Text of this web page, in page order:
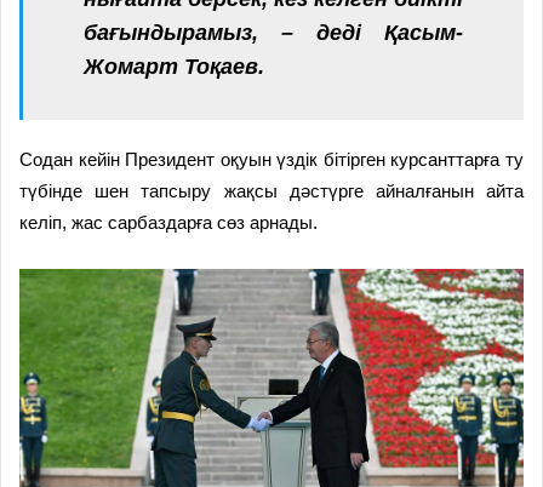
бағындырамыз, – деді Қасым-
Жомарт Тоқаев.
Содан кейін Президент оқуын үздік бітірген курсанттарға ту
түбінде шен тапсыру жақсы дәстүрге айналғанын айта
келіп, жас сарбаздарға сөз арнады.